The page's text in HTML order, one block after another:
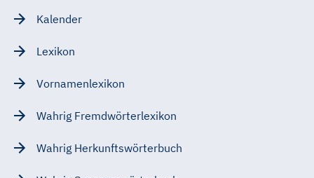
Kalender
Lexikon
Vornamenlexikon
Wahrig Fremdwörterlexikon
Wahrig Herkunftswörterbuch